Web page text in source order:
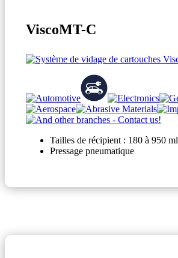
ViscoMT-C
Tailles de récipient : 180 à 950 ml
Pressage pneumatique